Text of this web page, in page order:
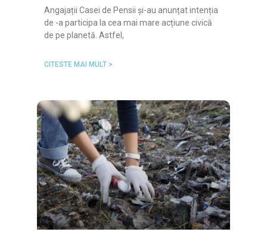
Angajații Casei de Pensii și-au anunțat intenția
de -a participa la cea mai mare acțiune civică
de pe planetă. Astfel,
CITESTE MAI MULT >